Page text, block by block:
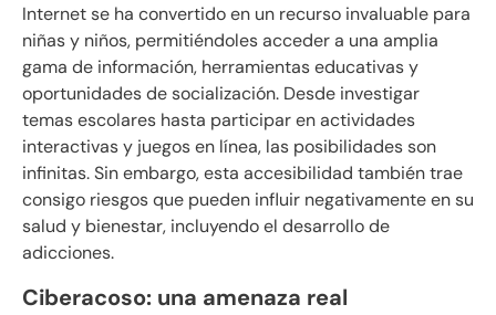
Internet se ha convertido en un recurso invaluable para
niñas y niños, permitiéndoles acceder a una amplia
gama de información, herramientas educativas y
oportunidades de socialización. Desde investigar
temas escolares hasta participar en actividades
interactivas y juegos en línea, las posibilidades son
infinitas. Sin embargo, esta accesibilidad también trae
consigo riesgos que pueden influir negativamente en su
salud y bienestar, incluyendo el desarrollo de
adicciones.
Ciberacoso: una amenaza real